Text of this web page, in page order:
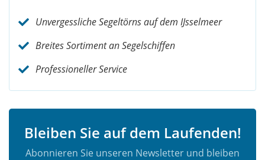
Unvergessliche Segeltörns auf dem IJsselmeer
Breites Sortiment an Segelschiffen
Professioneller Service
Bleiben Sie auf dem Laufenden!
Abonnieren Sie unseren Newsletter und bleiben